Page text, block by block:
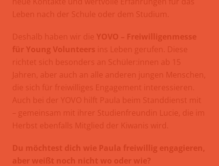
Leben nach der Schule oder dem Studium.
Deshalb haben wir die YOVO – Freiwilligenmesse
für Young Volunteers ins Leben gerufen. Diese
richtet sich besonders an Schüler:innen ab 15
Jahren, aber auch an alle anderen jungen Menschen,
die sich für freiwilliges Engagement interessieren.
Auch bei der YOVO hilft Paula beim Standdienst mit
– gemeinsam mit ihrer Studienfreundin Lucie, die im
Herbst ebenfalls Mitglied der Kiwanis wird.
Du möchtest dich wie Paula freiwillig engagieren,
aber weißt noch nicht wo oder wie?